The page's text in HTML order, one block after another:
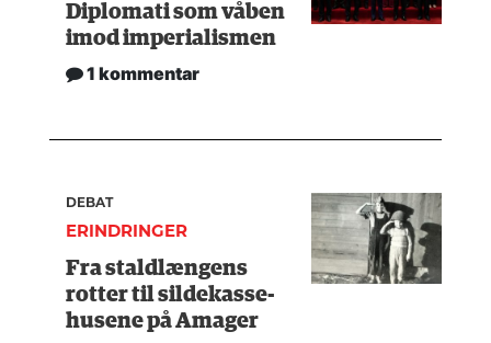
Diplomati som våben
imod imperialismen
1 kommentar
DEBAT
ERINDRINGER
Fra staldlængens
rotter til sildekasse-
husene på Amager